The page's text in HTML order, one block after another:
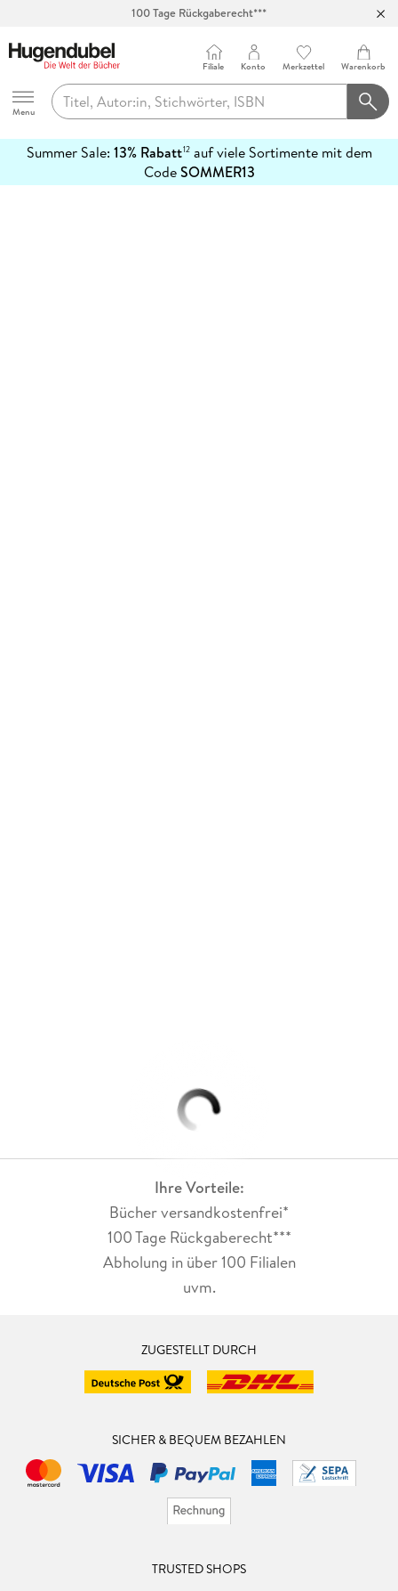
100 Tage Rückgaberecht***
Hugendubel
Menu
Filiale Konto Merkzettel Warenkorb
Summer Sale: 13% Rabatt12auf viele Sortimente mit dem
CodeSOMMER13
erfahren
Ihre Vorteile:
Bücher versandkostenfrei*
100 Tage Rückgaberecht***
Abholung in über 100 Filialen
uvm.
ZUGESTELLT DURCH
SICHER & BEQUEM BEZAHLEN
TRUSTED SHOPS